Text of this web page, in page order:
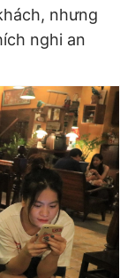
nhưng
nghi an